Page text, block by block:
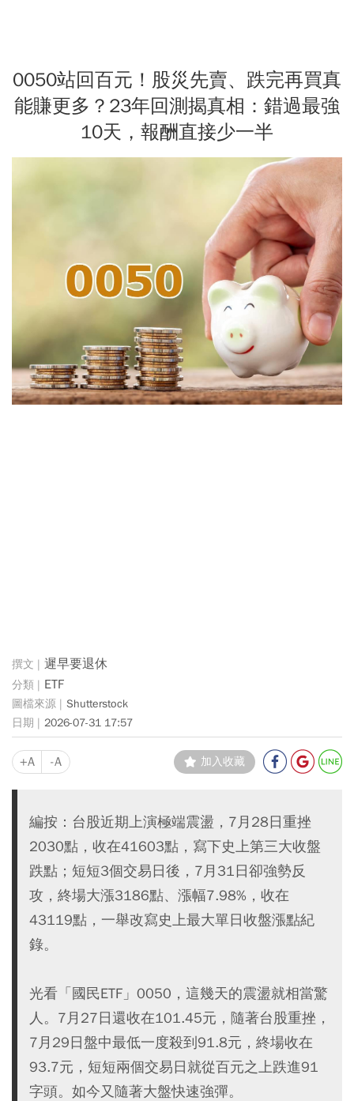
0050站回百元！股災先賣、跌完再買真
能賺更多？23年回測揭真相：錯過最強
10天，報酬直接少一半
遲早要退休
ETF
Shutterstock
2026-07-31 17:57
+A -A 加入收藏
編按：台股近期上演極端震盪，7月28日重挫
2030點，收在41603點，寫下史上第三大收盤
跌點；短短3個交易日後，7月31日卻強勢反
攻，終場大漲3186點、漲幅7.98%，收在
43119點，一舉改寫史上最大單日收盤漲點紀
錄。
光看「國民ETF」0050，這幾天的震盪就相當驚
人。7月27日還收在101.45元，隨著台股重挫，
7月29日盤中最低一度殺到91.8元，終場收在
93.7元，短短兩個交易日就從百元之上跌進91
字頭。如今又隨著大盤快速強彈。